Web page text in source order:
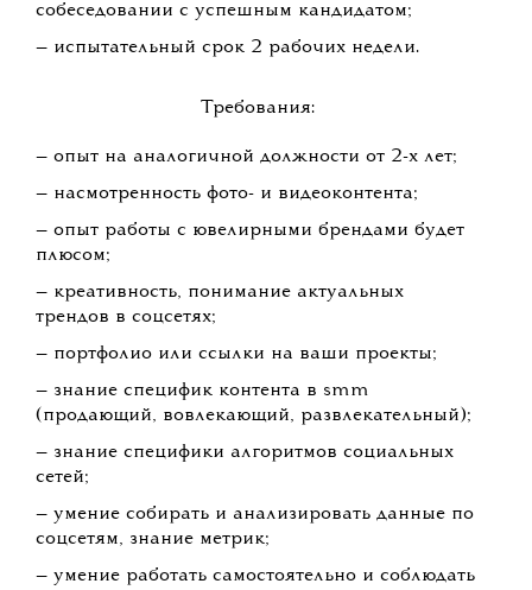
собеседовании с успешным кандидатом;
— испытательный срок 2 рабочих недели.
Требования:
— опыт на аналогичной должности от 2-х лет;
— насмотренность фото- и видеоконтента;
— опыт работы с ювелирными брендами будет
плюсом;
— креативность, понимание актуальных
трендов в соцсетях;
— портфолио или ссылки на ваши проекты;
— знание специфик контента в smm
(продающий, вовлекающий, развлекательный);
— знание специфики алгоритмов социальных
сетей;
— умение собирать и анализировать данные по
соцсетям, знание метрик;
— умение работать самостоятельно и соблюдать